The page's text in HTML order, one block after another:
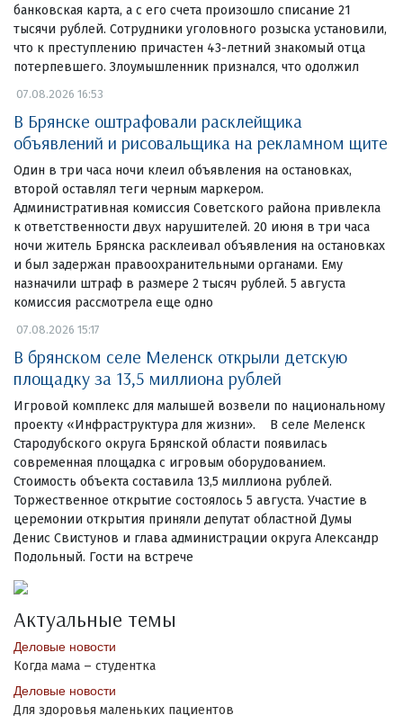
банковская карта, а с его счета произошло списание 21
тысячи рублей. Сотрудники уголовного розыска установили,
что к преступлению причастен 43-летний знакомый отца
потерпевшего. Злоумышленник признался, что одолжил
07.08.2026 16:53
В Брянске оштрафовали расклейщика
объявлений и рисовальщика на рекламном щите
Один в три часа ночи клеил объявления на остановках,
второй оставлял теги черным маркером.
Административная комиссия Советского района привлекла
к ответственности двух нарушителей. 20 июня в три часа
ночи житель Брянска расклеивал объявления на остановках
и был задержан правоохранительными органами. Ему
назначили штраф в размере 2 тысяч рублей. 5 августа
комиссия рассмотрела еще одно
07.08.2026 15:17
В брянском селе Меленск открыли детскую
площадку за 13,5 миллиона рублей
Игровой комплекс для малышей возвели по национальному
проекту «Инфраструктура для жизни». В селе Меленск
Стародубского округа Брянской области появилась
современная площадка с игровым оборудованием.
Стоимость объекта составила 13,5 миллиона рублей.
Торжественное открытие состоялось 5 августа. Участие в
церемонии открытия приняли депутат областной Думы
Денис Свистунов и глава администрации округа Александр
Подольный. Гости на встрече
Актуальные темы
Деловые новости
Когда мама – студентка
Деловые новости
Для здоровья маленьких пациентов